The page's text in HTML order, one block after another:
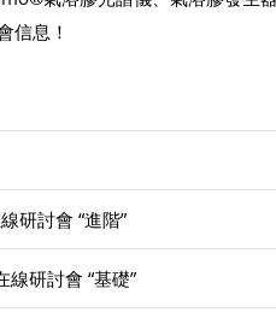
信息！
研討會 “進階”
線研討會 “基礎”